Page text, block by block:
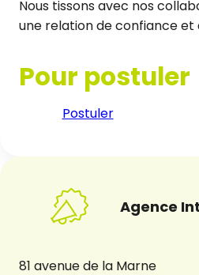
Nous tissons avec nos
une relation de confiance et
Pour postuler
Postuler
Agence
81 avenue de la Marne